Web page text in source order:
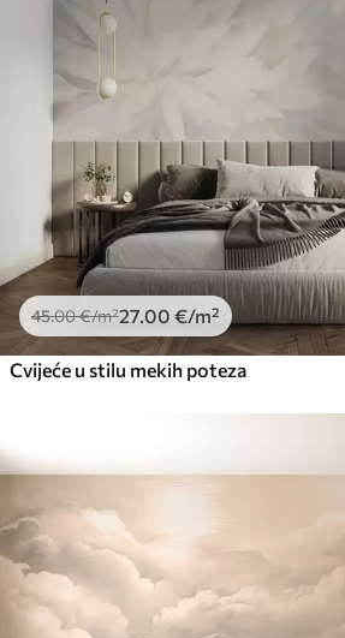
45.00€/m²27 .00 €/m²
Cvijeće u stilu mekih poteza